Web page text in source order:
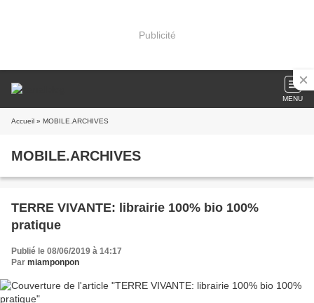
Publicité
MENU
Accueil » MOBILE.ARCHIVES
MOBILE.ARCHIVES
TERRE VIVANTE: librairie 100% bio 100%
pratique
Publié le 08/06/2019 à 14:17
Par miamponpon